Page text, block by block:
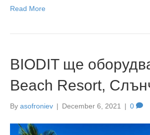
Read More
BIODIT ще
Beach Resort,
By asofroniev | December 6, 2021 | 0